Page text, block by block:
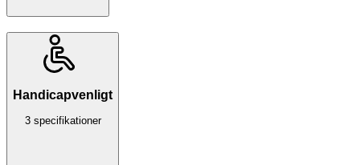
Handicapvenligt
3 specifikationer